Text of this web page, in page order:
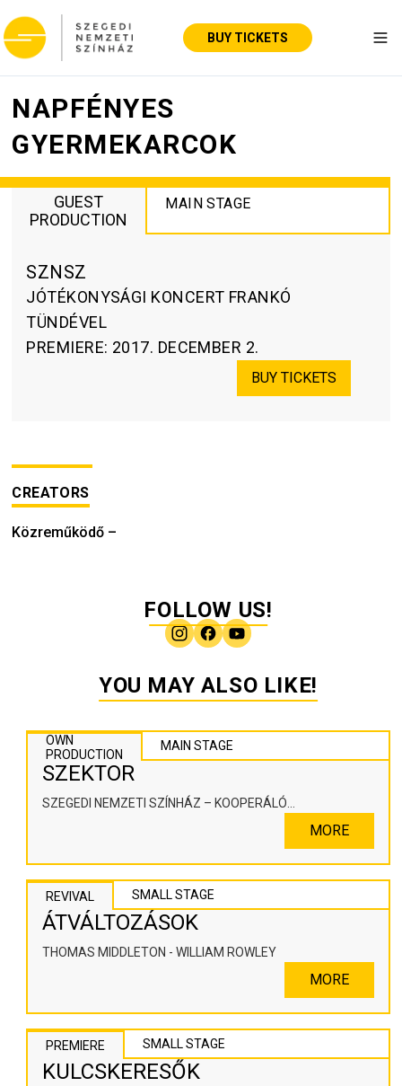
BUY TICKETS
NAPFÉNYES
GYERMEKARCOK
GUEST
PRODUCTION
MAIN STAGE
SZNSZ
JÓTÉKONYSÁGI KONCERT FRANKÓ
TÜNDÉVEL
PREMIERE: 2017. DECEMBER 2.
BUY TICKETS
CREATORS
Közreműködő –
FOLLOW US!
YOU MAY ALSO LIKE!
OWN
PRODUCTION
MAIN STAGE
SZEKTOR
SZEGEDI NEMZETI SZÍNHÁZ – KOOPERÁLÓ
MORE
REVIVAL SMALL STAGE
ÁTVÁLTOZÁSOK
THOMAS MIDDLETON - WILLIAM ROWLEY
MORE
PREMIERE SMALL STAGE
KULCSKERESŐK